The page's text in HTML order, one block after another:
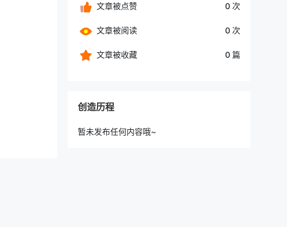
文章被点赞 0 次
文章被阅读 0 次
文章被收藏 0 篇
创造历程
暂未发布任何内容哦~